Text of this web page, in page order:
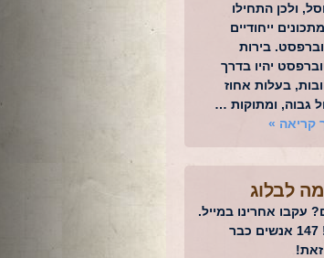
ולכן התחילו
ייחודיים
בירות
יהיו בדרך
בעלות אחוז
גבוה, ומתוקות …
קריאה »
לבלוג
עקבו אחרינו במייל.
זה נוח! 147 אנשים כבר